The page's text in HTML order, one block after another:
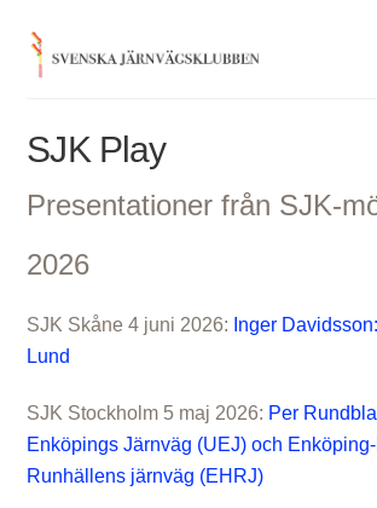
content
SJK Play
Presentationer från SJK-
2026
SJK Skåne 4 juni 2026: Inger
Lund
SJK Stockholm 5 maj 2026: Per
Enköpings Järnväg (UEJ) och
Runhällens järnväg (EHRJ)